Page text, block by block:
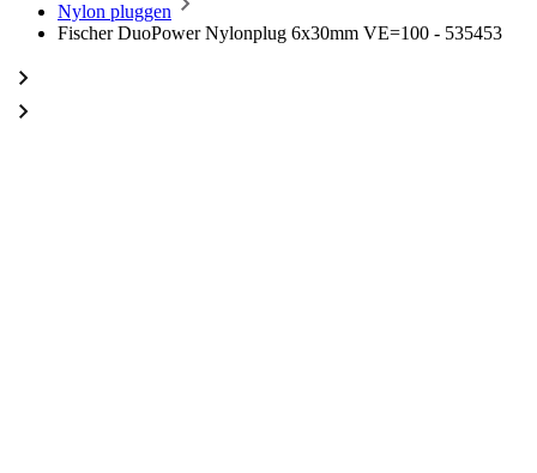
Nylon pluggen
Fischer DuoPower Nylonplug 6x30mm VE=100 - 535453